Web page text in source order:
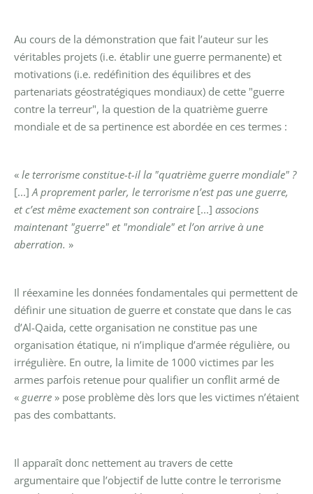
Au cours de la démonstration que fait l’auteur sur les
véritables projets (i.e. établir une guerre permanente) et
motivations (i.e. redéfinition des équilibres et des
partenariats géostratégiques mondiaux) de cette "guerre
contre la terreur", la question de la quatrième guerre
mondiale et de sa pertinence est abordée en ces termes :
« le terrorisme constitue-t-il la "quatrième guerre mondiale" ?
[...] A proprement parler, le terrorisme n’est pas une guerre,
et c’estmême exactement son contraire [...] associons
maintenant "guerre" et "mondiale" et l’on arrive à une
aberration. »
Il réexamine les données fondamentales qui permettent de
définir une situation de guerre et constate que dans le cas
d’Al-Qaida, cette organisation ne constitue pas une
organisation étatique, ni n’implique d’armée régulière, ou
irrégulière. En outre, la limite de 1000 victimes par les
armes parfois retenue pour qualifier un conflit armé de
« guerre » pose problème dès lors que les victimes n’étaient
pas des combattants.
Il apparaît donc nettement au travers de cette
argumentaire que l’objectif de lutte contre le terrorisme